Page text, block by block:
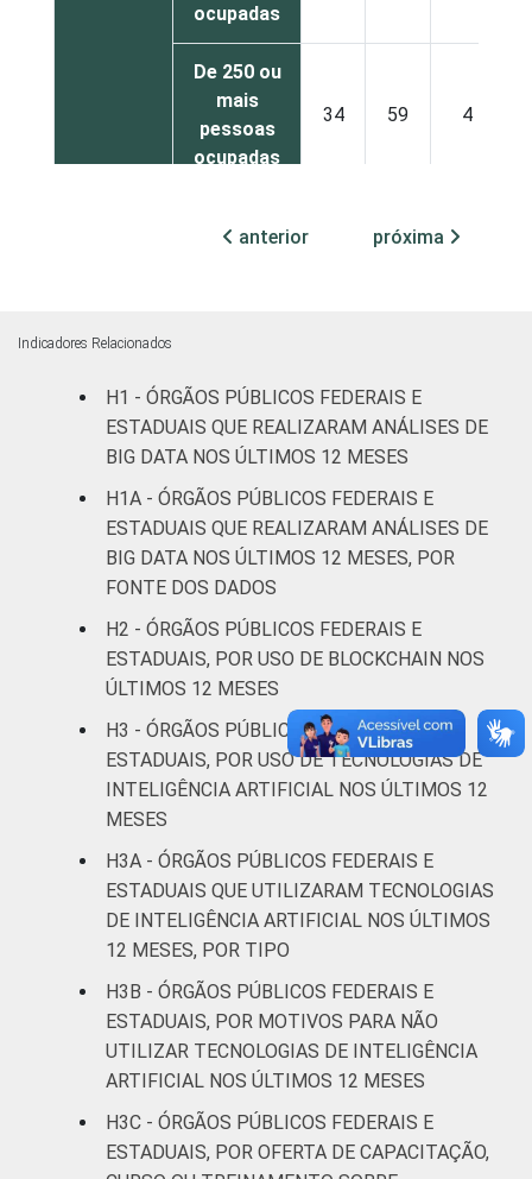
ocupadas
De 250 ou
mais
pessoas
ocupadas
34 59 4
declarado
53 11
Estudos para o Desenvolvimento da
Pesquisa sobre o uso das tecnologias de
informação e comunicação no setor público
brasileiro – TIC Governo Eletrônico 2023.
anterior próxima
Indicadores Relacionados
H1 - ÓRGÃOS PÚBLICOS FEDERAIS E
ESTADUAIS QUE REALIZARAM ANÁLISES DE
BIG DATA NOS ÚLTIMOS 12 MESES
H1A - ÓRGÃOS PÚBLICOS FEDERAIS E
ESTADUAIS QUE REALIZARAM ANÁLISES DE
BIG DATA NOS ÚLTIMOS 12 MESES, POR
FONTE DOS DADOS
H2 - ÓRGÃOS PÚBLICOS FEDERAIS E
ESTADUAIS, POR USO DE BLOCKCHAIN NOS
ÚLTIMOS 12 MESES
H3 - ÓRGÃOS PÚBLICOS FEDERAIS E
ESTADUAIS, POR USO DE TECNOLOGIAS DE
INTELIGÊNCIA ARTIFICIAL NOS ÚLTIMOS 12
MESES
H3A - ÓRGÃOS PÚBLICOS FEDERAIS E
ESTADUAIS QUE UTILIZARAM TECNOLOGIAS
DE INTELIGÊNCIA ARTIFICIAL NOS ÚLTIMOS
12 MESES, POR TIPO
H3B - ÓRGÃOS PÚBLICOS FEDERAIS E
ESTADUAIS, POR MOTIVOS PARA NÃO
UTILIZAR TECNOLOGIAS DE INTELIGÊNCIA
ARTIFICIAL NOS ÚLTIMOS 12 MESES
H3C - ÓRGÃOS PÚBLICOS FEDERAIS E
ESTADUAIS, POR OFERTA DE CAPACITAÇÃO,